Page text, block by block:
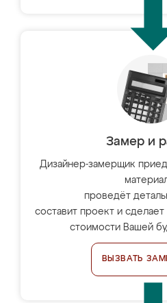
Замер и
Дизайнер-замерщик
проведёт
составит проект и сделает
стоимости Вашей
ВЫЗВАТЬ